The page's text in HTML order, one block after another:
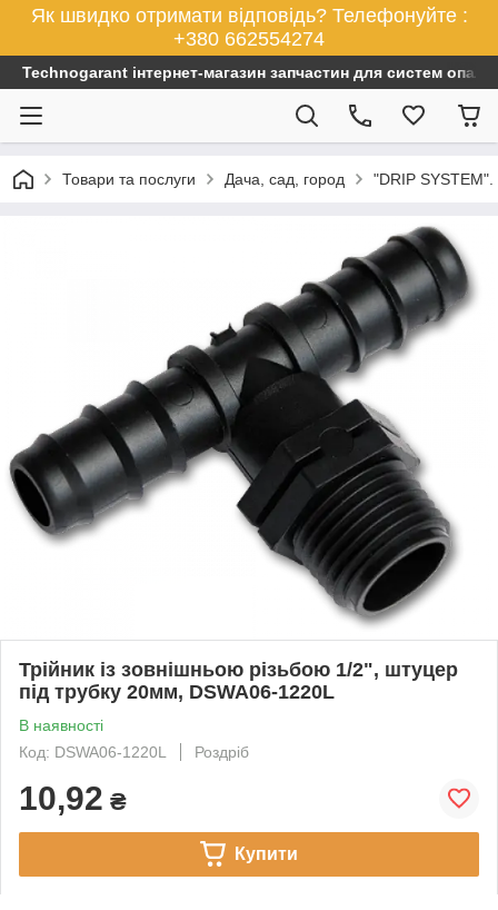
Як швидко отримати відповідь? Телефонуйте :
+380 662554274
Technogarant інтернет-магазин запчастин для систем
Товари та послуги Дача, сад, город "DRIP
Трійник із зовнішньою різьбою 1/2", штуцер
під трубку 20мм, DSWA06-1220L
В наявності
Код: DSWA06-1220L
Роздріб
10,92 ₴
Купити